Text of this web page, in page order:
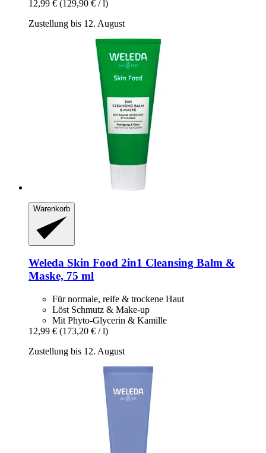
12,99 € (129,90 € / l)
Zustellung bis 12. August
Warenkorb
Weleda Skin Food 2in1 Cleansing Balm &
Maske, 75 ml
Für normale, reife & trockene Haut
Löst Schmutz & Make-up
Mit Phyto-Glycerin & Kamille
12,99 € (173,20 € / l)
Zustellung bis 12. August